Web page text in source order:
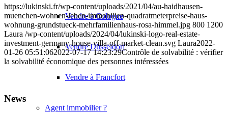
Vendre à Cologne
Vendre Düsseldorf
Vendre à Francfort
Agent immobilier ?
https://lukinski.fr/wp-content/uploads/2021/04/au-haidhausen-
muenchen-wohnen-leben-immobilien-quadratmeterpreise-haus-
wohnung-grundstueck-mehrfamilienhaus-rosa-himmel.jpg 800 1200
Laura /wp-content/uploads/2024/04/lukinski-logo-real-estate-
investment-germany-house-villa-off-market-clean.svg Laura2022-
01-26 05:51:062022-07-17 14:23:29Contrôle de solvabilité : vérifier
la solvabilité économique des personnes intéressées
News